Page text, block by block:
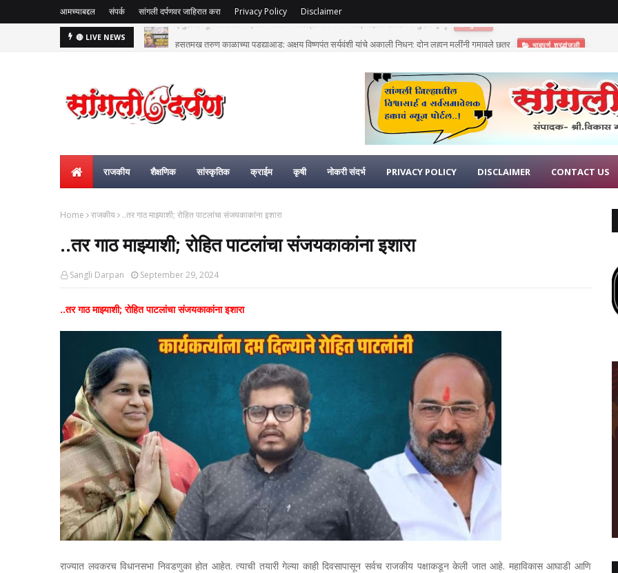
आमच्याबद्दल संपर्क सांगली दर्पणवर जाहिरात करा Privacy Policy Disclaimer
🔴 LIVE NEWS हसतमुख तरुण काळाच्या पडद्याआड: अक्षय विष्णुपंत सूर्यवंशी यांचे अकाली निधन; दोन लहान मुलींनी गमावले छत्र भावपूर्ण श्रद्धांजली
राजकीय शैक्षणिक सांस्कृतिक क्राईम कृषी नोकरी संदर्भ PRIVACY POLICY DISCLAIMER CONTACT US
Home राजकीय ..तर गाठ माझ्याशी; रोहित पाटलांचा संजयकाकांना इशारा
..तर गाठ माझ्याशी; रोहित पाटलांचा संजयकाकांना इशारा
Sangli Darpan September 29, 2024
..तर गाठ माझ्याशी; रोहित पाटलांचा संजयकाकांना इशारा
राज्यात लवकरच विधानसभा निवडणुका होत आहेत. त्याची तयारी गेल्या काही दिवसापासून सर्वच राजकीय पक्षाकडून केली जात आहे. महाविकास आघाडी आणि